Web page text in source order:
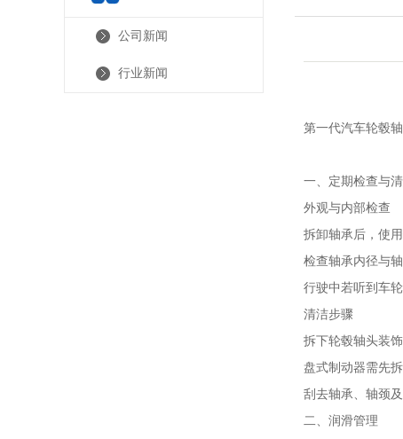
公司新闻
行业新闻
第一代汽车轮毂
一、定期检查与
外观与内部检查
拆卸轴承后，使
检查轴承内径与
行驶中若听到车
清洁步骤
拆下轮毂轴头装
盘式制动器需先
刮去轴承、轴颈
二、润滑管理